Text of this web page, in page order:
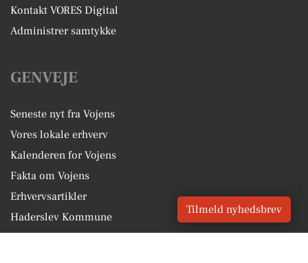
Kontakt VORES Digital
Administrer samtykke
GENVEJE
Seneste nyt fra Vojens
Vores lokale erhverv
Kalenderen for Vojens
Fakta om Vojens
Erhvervsartikler
Haderslev Kommune
Få en gratis salgsvurdering
Tilmeld nyhedsbrev